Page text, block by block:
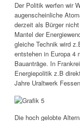
Der Politik werfen wir
augenscheinliche
derzeit als Bürger
Mantel der
gleiche Technik wird
entstehen in Europa 4
Bauanträge. In
Energiepolitik z.B
Jahre Uraltwerk
Die hoch gelobte